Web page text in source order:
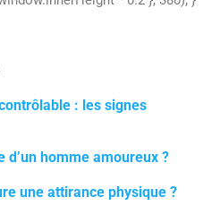
: les signes
d’un homme amoureux ?
une attirance physique ?